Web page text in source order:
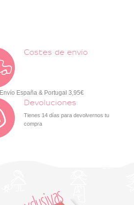
Costes de envío
Envío España & Portugal 3,95€
Devoluciones
Tienes 14 días para devolvernos tu
compra